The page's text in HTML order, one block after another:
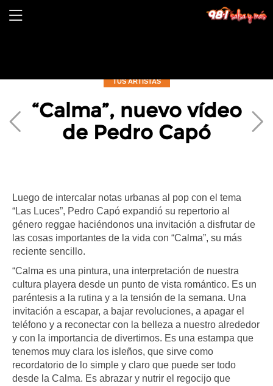
TUS ARTISTAS
“Calma”, nuevo vídeo
de Pedro Capó
Luego de intercalar notas urbanas al pop con el tema
“Las Luces”, Pedro Capó expandió su repertorio al
género reggae haciéndonos una invitación a disfrutar de
las cosas importantes de la vida con “Calma”, su más
reciente sencillo.
“Calma es una pintura, una interpretación de nuestra
cultura playera desde un punto de vista romántico. Es un
paréntesis a la rutina y a la tensión de la semana. Una
invitación a escapar, a bajar revoluciones, a apagar el
teléfono y a reconectar con la belleza a nuestro alrededor
y con la importancia de divertirnos. Es una estampa que
tenemos muy clara los isleños, que sirve como
recordatorio de lo simple y claro que puede ser todo
desde la Calma. Es abrazar y nutrir el regocijo que